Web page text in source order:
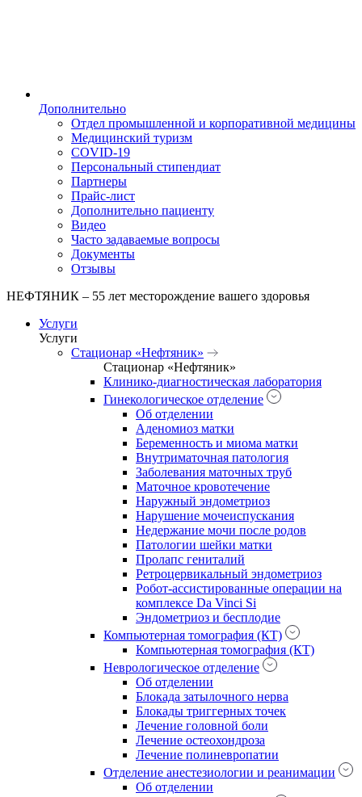
Дополнительно
Отдел промышленной и корпоративной медицины
Медицинский туризм
COVID-19
Персональный стипендиат
Партнеры
Прайс-лист
Дополнительно пациенту
Видео
Часто задаваемые вопросы
Документы
Отзывы
НЕФТЯНИК – 55 лет месторождение вашего здоровья
Услуги
Услуги
Стационар «Нефтяник»
Стационар «Нефтяник»
Клинико-диагностическая лаборатория
Гинекологическое отделение
Об отделении
Аденомиоз матки
Беременность и миома матки
Внутриматочная патология
Заболевания маточных труб
Маточное кровотечение
Наружный эндометриоз
Нарушение мочеиспускания
Недержание мочи после родов
Патологии шейки матки
Пролапс гениталий
Ретроцервикальный эндометриоз
Робот-ассистированные операции на
комплексе Da Vinci Si
Эндометриоз и бесплодие
Компьютерная томография (КТ)
Компьютерная томография (КТ)
Неврологическое отделение
Об отделении
Блокада затылочного нерва
Блокады триггерных точек
Лечение головной боли
Лечение остеохондроза
Лечение полиневропатии
Отделение анестезиологии и реанимации
Об отделении